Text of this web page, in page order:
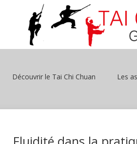
Découvrir le Tai Chi Chuan Les